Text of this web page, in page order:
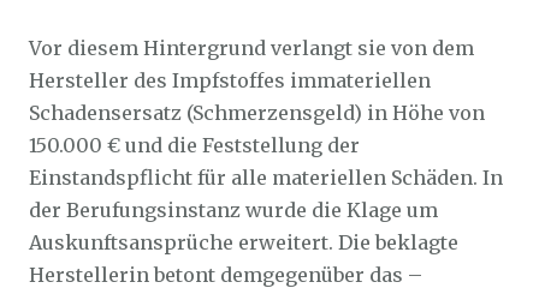
Vor diesem Hintergrund verlangt sie von dem
Hersteller des Impfstoffes immateriellen
Schadensersatz (Schmerzensgeld) in Höhe von
150.000 € und die Feststellung der
Einstandspflicht für alle materiellen Schäden. In
der Berufungsinstanz wurde die Klage um
Auskunftsansprüche erweitert. Die beklagte
Herstellerin betont demgegenüber das –